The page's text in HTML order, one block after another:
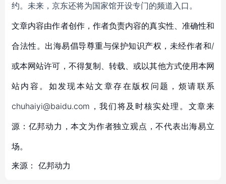
约。未来，京东还将为国家馆开设专门的频道入口。
文章内容由作者创作，作者负责内容的真实性、准确性和
合法性。出海易倡导尊重与保护知识产权，未经作者和/
或本网站许可，不得复制、转载、或以其他方式使用本网
站内容。如发现本站文章存在版权问题，烦请联系
chuhaiyi@baidu.com，我们将及时核实处理。文章来
源：亿邦动力，本文为作者独立观点，不代表出海易立
场。
来源： 亿邦动力